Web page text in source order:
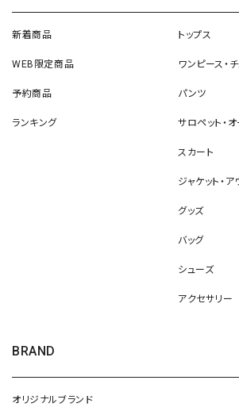
新着商品
WEB限定商品
予約商品
ランキング
トップス
ワンピース・
パンツ
サロペット・
スカート
ジャケット・ア
グッズ
バッグ
シューズ
アクセサリー
BRAND
オリジナルブランド